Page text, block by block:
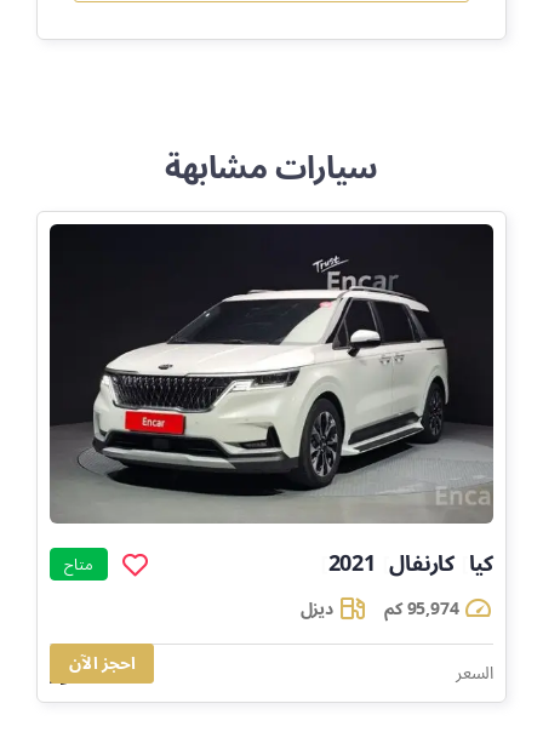
سيارات مشابهة
كيا كارنفال]
2021 متاح
95,974 كم
ديزل
السعر
71,440
احجز الآن